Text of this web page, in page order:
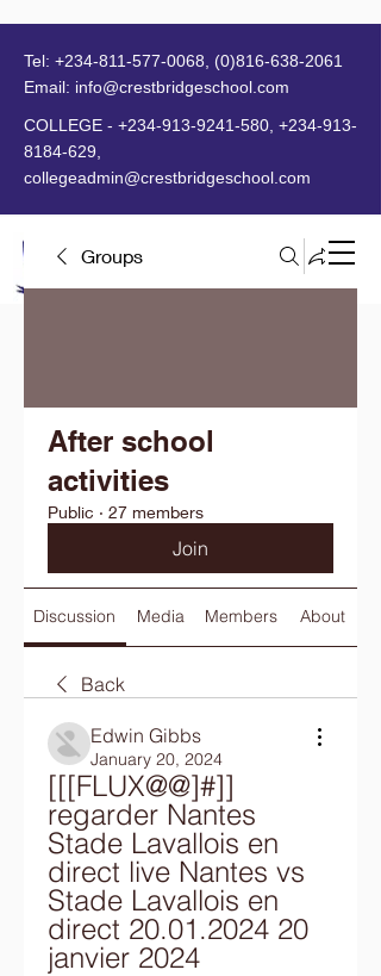
MENU
Tel: +234-811-577-0068
(0)816-638-2061
Email: info@crestbridgeschool.com
COLLEGE - +234-913-9241-580 +234-913-
8184-629
collegeadmin@crestbridgeschool.com
Groups
After school
activities
Public · 27 members
Join
Discussion Media Members About
Back
Edwin Gibbs
January 20, 2024
[[[FLUX@@]#]]
regarder Nantes
Stade Lavallois en
direct live Nantes vs
Stade Lavallois en
direct 20.01.2024 20
janvier 2024